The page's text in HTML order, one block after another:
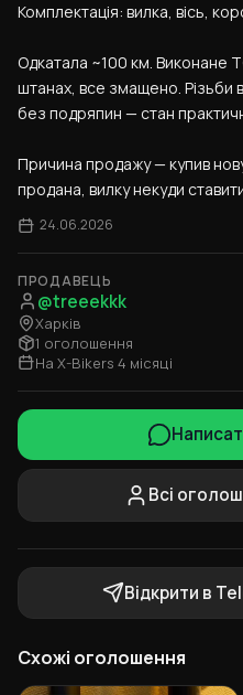
Комплектація: вилка, вісь,
Одкатала ~100 км. Виконане
штанах, все змащено. Різьби
без подряпин — стан
Причина продажу — купив
продана, вилку некуди
24.06.2026
ПРОДАВЕЦЬ
@treeekkk
Харків
1 оголошення
На X-Bikers 4 місяці
Всі
Відкрити в
Схожі оголошення